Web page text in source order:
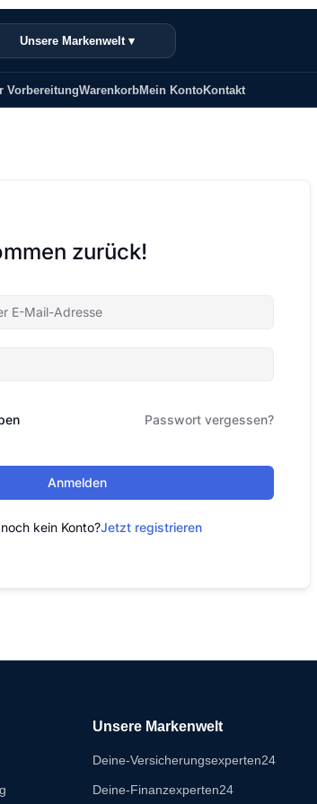
Unsere Markenwelt ▾
VorbereitungWarenkorbMein KontoKontakt
zurück!
Passwort vergessen?
Anmelden
kein Konto?Jetzt registrieren
Unsere Markenwelt
Deine-Versicherungsexperten24
Deine-Finanzexperten24